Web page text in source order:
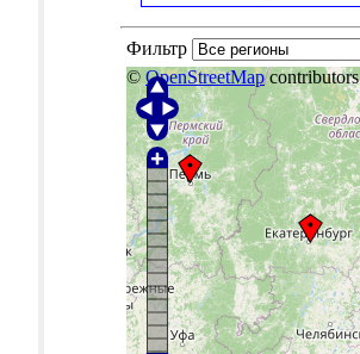
Фильтр
© OpenStreetMapcontributors